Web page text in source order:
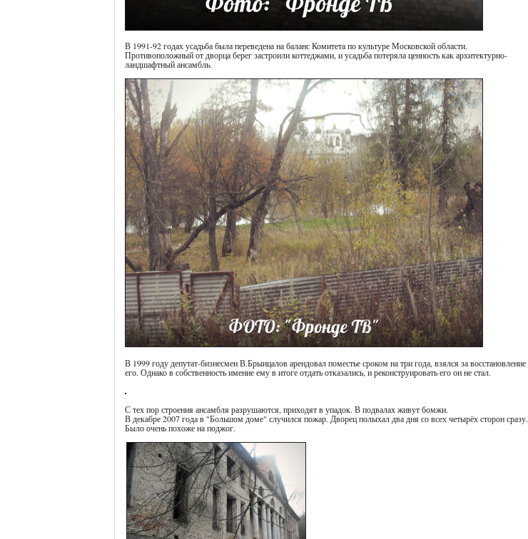
В 1991-92 годах усадьба была переведена на баланс Комитета по культуре Московской области.
Противоположный от дворца берег застроили коттеджами, и усадьба потеряла ценность как архитектурно-
ландшафтный ансамбль.
В 1999 году депутат-бизнесмен В.Брынцалов арендовал поместье сроком на три года, взялся за восстановление
его. Однако в собственность имение ему в итоге отдать отказались, и реконструировать его он не стал.
С тех пор строения ансамбля разрушаются, приходят в упадок. В подвалах живут бомжи.
В декабре 2007 года в "Большом доме" случился пожар. Дворец полыхал два дня со всех четырёх сторон сразу.
Было очень похоже на поджог.